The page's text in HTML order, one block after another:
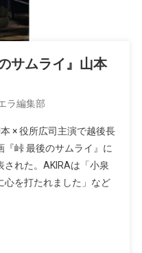
サムライ』山本
ラ編集部
× 役所広司主演で越後長
『峠 最後のサムライ』に
れた。AKIRAは「小泉
心を打たれました」など